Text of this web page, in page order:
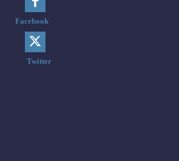
Facebook
Twitter